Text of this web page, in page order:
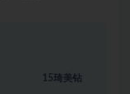
15琦美钻